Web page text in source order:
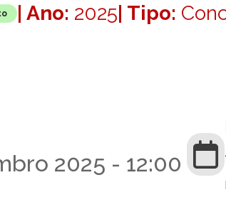
| Ano: 2025| Tipo:
2025 - 12:00